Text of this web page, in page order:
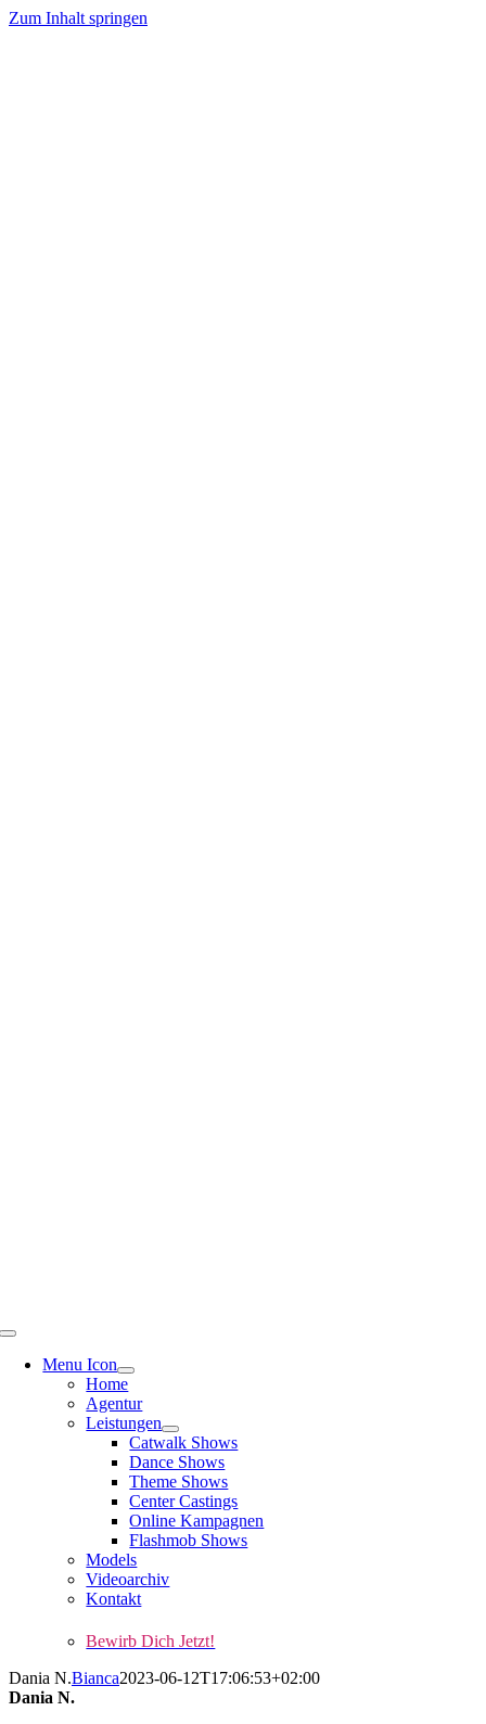
Zum Inhalt springen
Menu Icon
Home
Agentur
Leistungen
Catwalk Shows
Dance Shows
Theme Shows
Center Castings
Online Kampagnen
Flashmob Shows
Models
Videoarchiv
Kontakt
Bewirb Dich Jetzt!
Dania N.Bianca2023-06-12T17:06:53+02:00
Dania N.